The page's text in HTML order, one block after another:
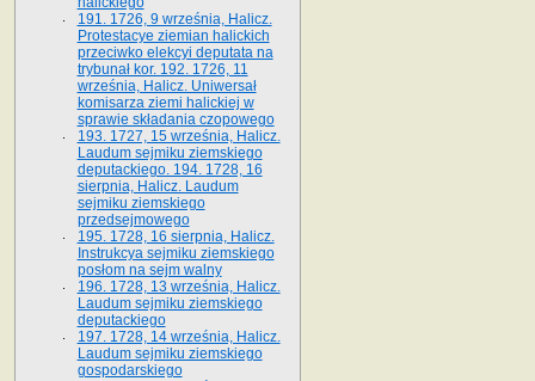
191. 1726, 9 września, Halicz.
Protestacye ziemian halickich
przeciwko elekcyi deputata na
trybunał kor. 192. 1726, 11
września, Halicz. Uniwersał
komisarza ziemi halickiej w
sprawie składania czopowego
193. 1727, 15 września, Halicz.
Laudum sejmiku ziemskiego
deputackiego. 194. 1728, 16
sierpnia, Halicz. Laudum
sejmiku ziemskiego
przedsejmowego
195. 1728, 16 sierpnia, Halicz.
Instrukcya sejmiku ziemskiego
posłom na sejm walny
196. 1728, 13 września, Halicz.
Laudum sejmiku ziemskiego
deputackiego
197. 1728, 14 września, Halicz.
Laudum sejmiku ziemskiego
gospodarskiego